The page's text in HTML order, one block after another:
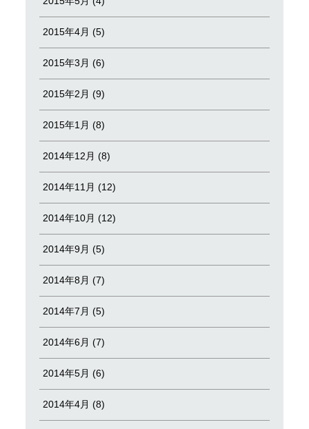
2015年4月 (5)
2015年3月 (6)
2015年2月 (9)
2015年1月 (8)
2014年12月 (8)
2014年11月 (12)
2014年10月 (12)
2014年9月 (5)
2014年8月 (7)
2014年7月 (5)
2014年6月 (7)
2014年5月 (6)
2014年4月 (8)